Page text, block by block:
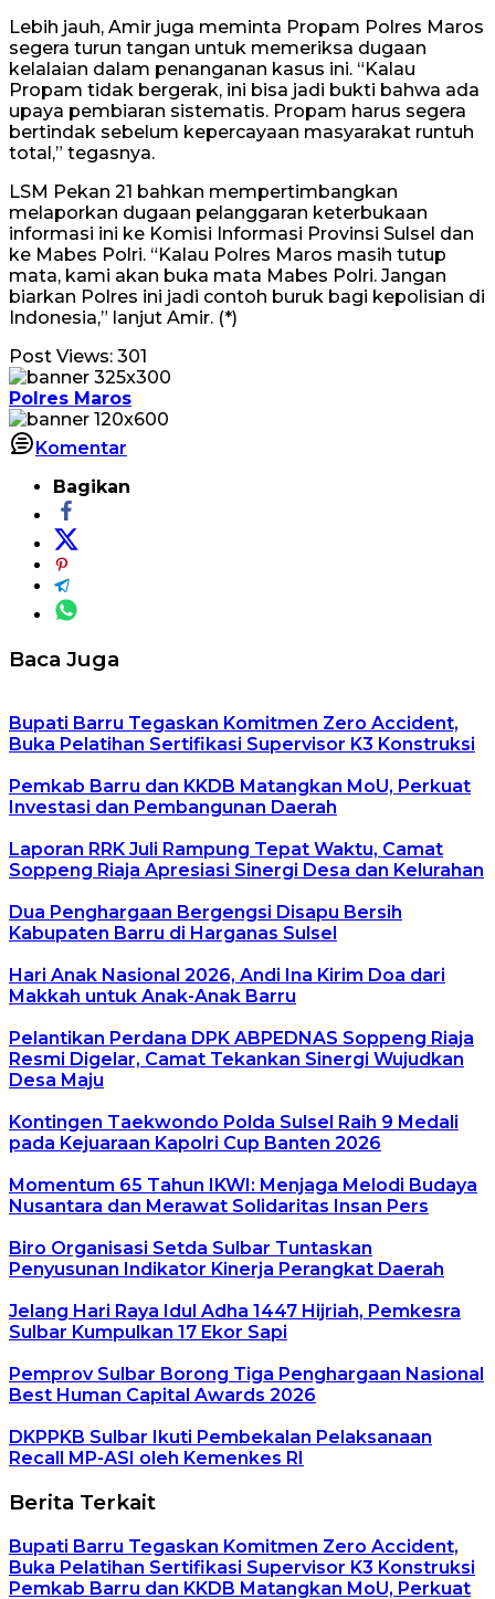
Lebih jauh, Amir juga meminta Propam Polres Maros
segera turun tangan untuk memeriksa dugaan
kelalaian dalam penanganan kasus ini. “Kalau
Propam tidak bergerak, ini bisa jadi bukti bahwa ada
upaya pembiaran sistematis. Propam harus segera
bertindak sebelum kepercayaan masyarakat runtuh
total,” tegasnya.
LSM Pekan 21 bahkan mempertimbangkan
melaporkan dugaan pelanggaran keterbukaan
informasi ini ke Komisi Informasi Provinsi Sulsel dan
ke Mabes Polri. “Kalau Polres Maros masih tutup
mata, kami akan buka mata Mabes Polri. Jangan
biarkan Polres ini jadi contoh buruk bagi kepolisian di
Indonesia,” lanjut Amir. (*)
Post Views: 301
Polres Maros
Komentar
Bagikan
Baca Juga
Bupati Barru Tegaskan Komitmen Zero Accident,
Buka Pelatihan Sertifikasi Supervisor K3 Konstruksi
Pemkab Barru dan KKDB Matangkan MoU, Perkuat
Investasi dan Pembangunan Daerah
Laporan RRK Juli Rampung Tepat Waktu, Camat
Soppeng Riaja Apresiasi Sinergi Desa dan Kelurahan
Dua Penghargaan Bergengsi Disapu Bersih
Kabupaten Barru di Harganas Sulsel
Hari Anak Nasional 2026, Andi Ina Kirim Doa dari
Makkah untuk Anak-Anak Barru
Pelantikan Perdana DPK ABPEDNAS Soppeng Riaja
Resmi Digelar, Camat Tekankan Sinergi Wujudkan
Desa Maju
Kontingen Taekwondo Polda Sulsel Raih 9 Medali
pada Kejuaraan Kapolri Cup Banten 2026
Momentum 65 Tahun IKWI: Menjaga Melodi Budaya
Nusantara dan Merawat Solidaritas Insan Pers
Biro Organisasi Setda Sulbar Tuntaskan
Penyusunan Indikator Kinerja Perangkat Daerah
Jelang Hari Raya Idul Adha 1447 Hijriah, Pemkesra
Sulbar Kumpulkan 17 Ekor Sapi
Pemprov Sulbar Borong Tiga Penghargaan Nasional
Best Human Capital Awards 2026
DKPPKB Sulbar Ikuti Pembekalan Pelaksanaan
Recall MP-ASI oleh Kemenkes RI
Berita Terkait
Bupati Barru Tegaskan Komitmen Zero Accident,
Buka Pelatihan Sertifikasi Supervisor K3 Konstruksi
Pemkab Barru dan KKDB Matangkan MoU, Perkuat